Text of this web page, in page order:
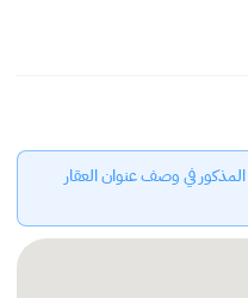
في وصف عنوان العقار